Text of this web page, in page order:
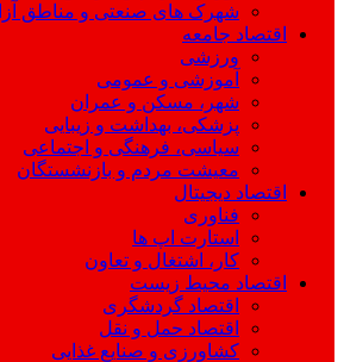
شهرک های صنعتی و مناطق
اقتصاد جامعه
ورزشی
آموزشی و عمومی
شهر، مسکن و عمران
پزشکی، بهداشت و زیبایی
سیاسی، فرهنگی و اجتماعی
معیشت مردم و بازنشستگان
اقتصاد دیجیتال
فناوری
استارت اپ ها
کار، اشتغال و تعاون
اقتصاد محیط زیست
اقتصاد گردشگری
اقتصاد حمل و نقل
کشاورزی و صنایع غذایی